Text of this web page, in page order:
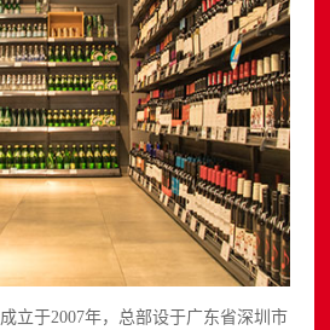
立于2007年，总部设于广东省深圳市